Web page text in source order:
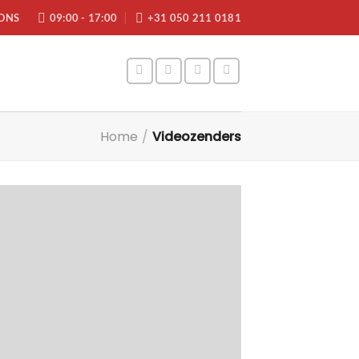
09:00 - 17:00 +31 050 211 0181
Home / Videozenders